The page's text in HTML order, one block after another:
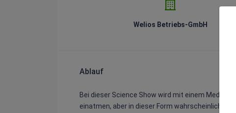
Welios Betriebs-GmbH
Ablauf
Bei dieser Science Show wird mit einem Medium
einatmen, aber in dieser Form wahrscheinlich